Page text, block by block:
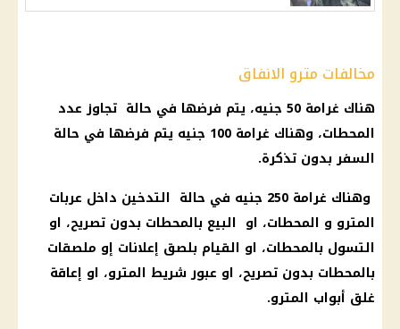
مخالفات مترو الانفاق
هناك غرامة
50 جنيه، يتم فرضها في حالة تجاوز عدد
المحطات، وهناك غرامة
100 جنيه يتم فرضها في حالة
السفر بدون تذكرة.
وهناك غرامة
المترو و المحطات، او البيع بالمحطات بدون تصريح، او
التسول بالمحطات، او القيام بلصق إعلانات إو ملصقات
بالمحطات بدون تصريح، او عبور شريط المترو، او إعاقة
غلق أبواب المترو.